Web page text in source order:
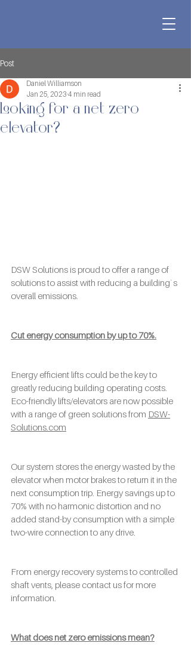
Post
Looking for a net zero
elevator?
Daniel Williamson
Jan 25, 2023 4 min read
DSW Solutions is proud to offer a range of
solutions to assist with reducing a building`s
overall emissions.
Cut energy consumption by up to 70%.
Energy efficient lifts could be the key to
greatly reducing building operating costs.
Eco-friendly lifts/elevators are now possible
with a range of green solutions from DSW-
Solutions.com
Our system stores the energy wasted by the
elevator when motor brakes to return it in the
next consumption trip. Energy savings up to
70% with no harmonic distortion and no
added stand-by consumption with a simple
two-wire connection to any drive.
From energy recovery systems to controlled
shaft vents, please contact us for more
information.
What does net zero emissions mean?